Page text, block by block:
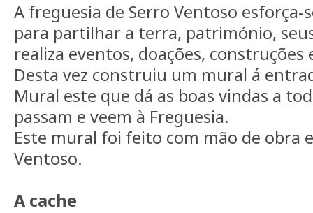
A freguesia de Serro Ventoso esforça-
para partilhar a terra, património,
realiza eventos, doações,
Desta vez construiu um mural á
Mural este que dá as boas vindas a
passam e veem à Freguesia.
Este mural foi feito com mão de obra
Ventoso.
A cache